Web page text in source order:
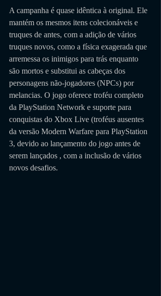
A campanha é quase idêntica à original. Ele
mantém os mesmos itens colecionáveis ​​e
truques de antes, com a adição de vários
truques novos, como a física exagerada que
arremessa os inimigos para trás enquanto
são mortos e substitui as cabeças dos
personagens não-jogadores (NPCs) por
melancias. O jogo oferece troféu completo
da PlayStation Network e suporte para
conquistas do Xbox Live (troféus ausentes
da versão Modern Warfare para PlayStation
3, devido ao lançamento do jogo antes de
serem lançados , com a inclusão de vários
novos desafios.